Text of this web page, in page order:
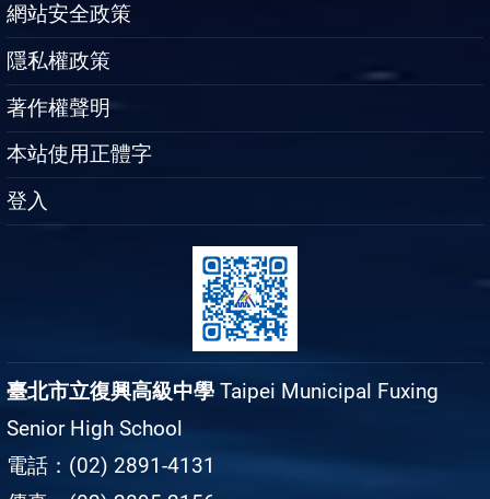
網站安全政策
隱私權政策
著作權聲明
本站使用正體字
登入
臺北市立復興高級中學 Taipei Municipal Fuxing
Senior High School
電話：(02) 2891-4131